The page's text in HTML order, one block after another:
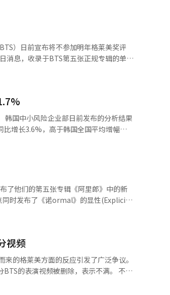
曲榜。作为非主打歌，能够取得如此成
蓄批评了部分西方音乐产业对非英语音
不是迎合评奖标准，引发众多歌迷支
为组合送上支持。 本月29日，
明中委婉批评格莱美新增“最佳亚洲流
增长3.6%，高于韩国全国平均增幅
来看，演出前两
客在餐饮、购物及生活服务等方面的消
客成为推动当
增长71.7%。其中，住宿业销售额增长
商圈来看，影岛区外籍消费者销售额
以数据为基础的小工商户支持政策，推
广安里海水浴
后的空虚和恐惧的另类流行音乐。该曲
)在美国纽
此次演出将有麦当娜、夏奇拉、贾斯汀·
编辑。
视频
的格莱美方面的反应引发了广泛争议。
的表演视频被删除，表示不满。 不